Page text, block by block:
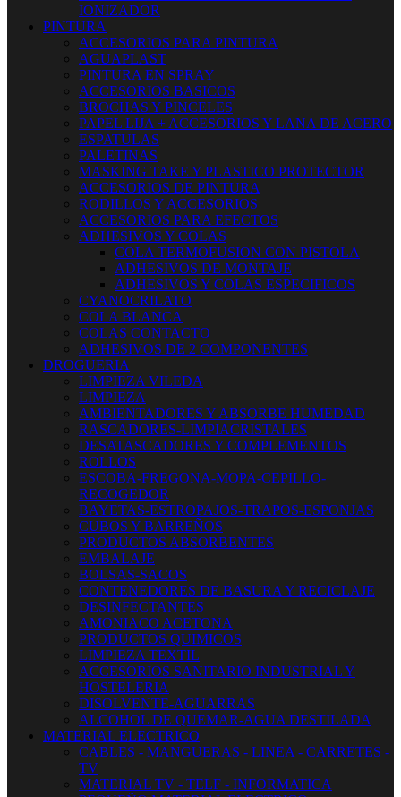
IONIZADOR
PINTURA
ACCESORIOS PARA PINTURA
AGUAPLAST
PINTURA EN SPRAY
ACCESORIOS BASICOS
BROCHAS Y PINCELES
PAPEL LIJA + ACCESORIOS Y LANA DE ACERO
ESPATULAS
PALETINAS
MASKING TAKE Y PLASTICO PROTECTOR
ACCESORIOS DE PINTURA
RODILLOS Y ACCESORIOS
ACCESORIOS PARA EFECTOS
ADHESIVOS Y COLAS
COLA TERMOFUSION CON PISTOLA
ADHESIVOS DE MONTAJE
ADHESIVOS Y COLAS ESPECIFICOS
CYANOCRILATO
COLA BLANCA
COLAS CONTACTO
ADHESIVOS DE 2 COMPONENTES
DROGUERIA
LIMPIEZA VILEDA
LIMPIEZA
AMBIENTADORES Y ABSORBE HUMEDAD
RASCADORES-LIMPIACRISTALES
DESATASCADORES Y COMPLEMENTOS
ROLLOS
ESCOBA-FREGONA-MOPA-CEPILLO-
RECOGEDOR
BAYETAS-ESTROPAJOS-TRAPOS-ESPONJAS
CUBOS Y BARREÑOS
PRODUCTOS ABSORBENTES
EMBALAJE
BOLSAS-SACOS
CONTENEDORES DE BASURA Y RECICLAJE
DESINFECTANTES
AMONIACO ACETONA
PRODUCTOS QUIMICOS
LIMPIEZA TEXTIL
ACCESORIOS SANITARIO INDUSTRIAL Y
HOSTELERIA
DISOLVENTE-AGUARRAS
ALCOHOL DE QUEMAR-AGUA DESTILADA
MATERIAL ELECTRICO
CABLES - MANGUERAS - LINEA - CARRETES -
TV
MATERIAL TV - TELF - INFORMATICA